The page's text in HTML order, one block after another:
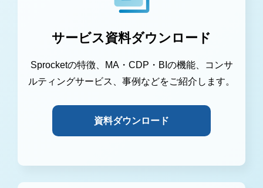
サービス資料ダウンロード
Sprocketの特徴、MA・CDP・BIの機能、コンサ
ルティングサービス、事例などをご紹介します。
資料ダウンロード